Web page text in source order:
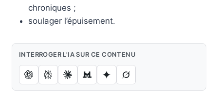
chroniques ;
soulager l’épuisement.
INTERROGER L'IA SUR CE CONTENU